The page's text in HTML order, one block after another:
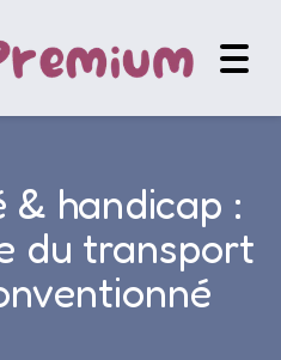
& handicap :
du transport